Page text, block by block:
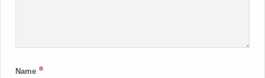
Name *